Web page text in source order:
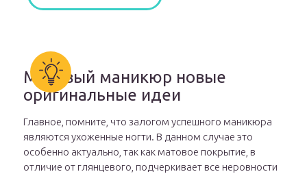
Матовый маникюр новые
оригинальные идеи
Главное, помните, что залогом успешного маникюра
являются ухоженные ногти. В данном случае это
особенно актуально, так как матовое покрытие, в
отличие от глянцевого, подчеркивает все неровности